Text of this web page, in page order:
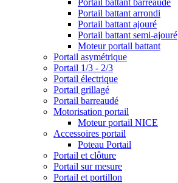
Portail battant barreaudé
Portail battant arrondi
Portail battant ajouré
Portail battant semi-ajouré
Moteur portail battant
Portail asymétrique
Portail 1/3 - 2/3
Portail électrique
Portail grillagé
Portail barreaudé
Motorisation portail
Moteur portail NICE
Accessoires portail
Poteau Portail
Portail et clôture
Portail sur mesure
Portail et portillon